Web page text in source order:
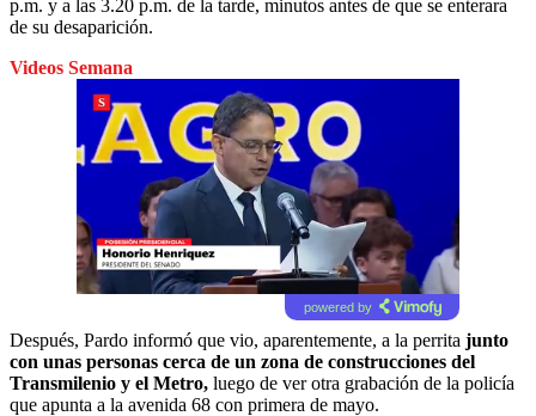
p.m. y a las 3.20 p.m. de la tarde, minutos antes de que se enterara
de su desaparición.
Videos Semana
powered by
Después, Pardo informó que vio, aparentemente, a la perrita junto
con unas personas cerca de un zona de construcciones del
Transmilenio y el Metro, luego de ver otra grabación de la policía
que apunta a la avenida 68 con primera de mayo.